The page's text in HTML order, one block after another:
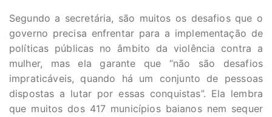
Segundo a secretária, são muitos os desafios que o
governo precisa enfrentar para a implementação de
políticas públicas no âmbito da violência contra a
mulher, mas ela garante que “não são desafios
impraticáveis, quando há um conjunto de pessoas
dispostas a lutar por essas conquistas”. Ela lembra
que muitos dos 417 municípios baianos nem sequer